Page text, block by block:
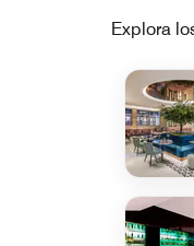
Explora